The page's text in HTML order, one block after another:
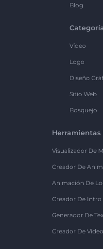
Blog
Vídeo
Logo
Diseño
Sitio Web
Bosquejo
Herramientas
Visualizador De
Creador De
Animación De
Creador De Intro
Generador De
Creador De